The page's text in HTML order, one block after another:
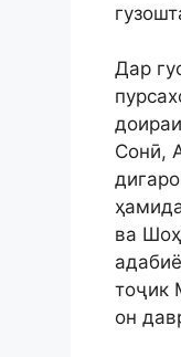
Дар
Сонӣ,
ва
тоҷик
он